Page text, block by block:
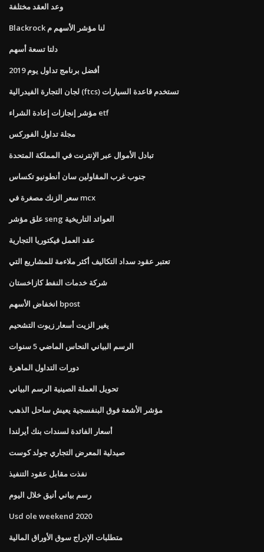
وعد العقد مختلفة
Blackrock لنا مؤشر الأسهم م
دلتا تسعة أسهم
أفضل برنامج تداول يوم 2019
لجان التجارة الفيدرالية (ftcs) تستخدم قاعدة السيارات
مؤشر إنجازات إعادة الشراء etf
مجلة تداول الفوركس
تبادل الأموال عبر الإنترنت في المملكة المتحدة
جنوب غرب المقاولين سان أنطونيو تكساس
سعر الزنك مصغرة في mcx
علق مؤشر seng العوائد التاريخية
عقد العمل فيكتوريا التجارية
تعتبر عقود سداد التكاليف أكثر ملاءمة للمشاريع التي
شركة خدمات النفط كازاخستان
انخفاض الأسهم bpost
يغير الزيت أسعار زيوت التشحيم
الرسم البياني النحاس الماضي 5 سنوات
دورات التداول الماهرة
تحويل العملة الصينية الرسم البياني
مؤشر الأشعة فوق البنفسجية يعيش ساحل الذهب
أسعار الفائدة لسندات بنك أيرلندا
صيدلية المعرض التجاري جولد كوست
نفذت مقابل عقود التنفيذ
رسم بياني أنيق خلال اليوم
Usd ole weekend 2020
متطلبات الإدراج سوق الأوراق المالية